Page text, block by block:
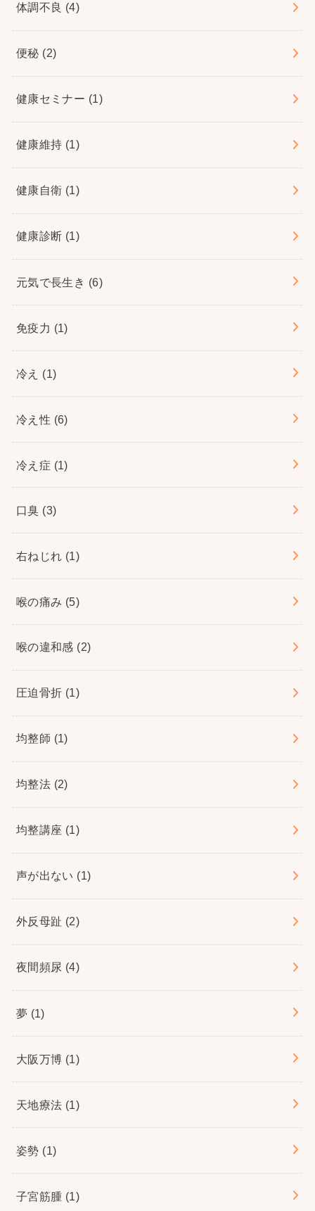
体調不良 (4)
便秘 (2)
健康セミナー (1)
健康維持 (1)
健康自衛 (1)
健康診断 (1)
元気で長生き (6)
免疫力 (1)
冷え (1)
冷え性 (6)
冷え症 (1)
口臭 (3)
右ねじれ (1)
喉の痛み (5)
喉の違和感 (2)
圧迫骨折 (1)
均整師 (1)
均整法 (2)
均整講座 (1)
声が出ない (1)
外反母趾 (2)
夜間頻尿 (4)
夢 (1)
大阪万博 (1)
天地療法 (1)
姿勢 (1)
子宮筋腫 (1)